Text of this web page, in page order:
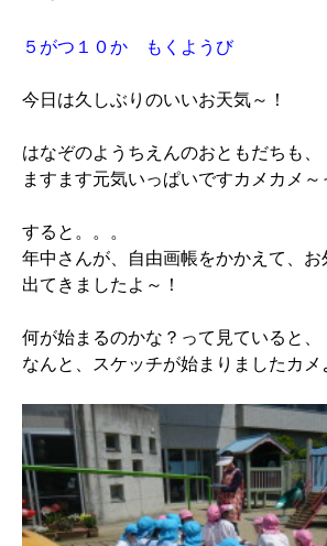
５がつ１０か もくようび
今日は久しぶりのいいお天気～！
はなぞのようちえんのおともだちも、
ますます元気いっぱいですカメカメ～
すると。。。
年中さんが、自由画帳をかかえて、お
出てきましたよ～！
何が始まるのかな？って見ていると、
なんと、スケッチが始まりましたカメ